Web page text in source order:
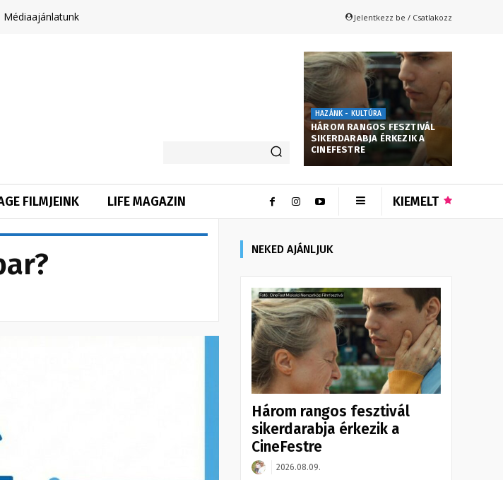
Médiaajánlatunk Jelentkezz be / Csatlakozz
HAZÁNK - KULTÚRA
HÁROM RANGOS FESZTIVÁL
SIKERDARABJA ÉRKEZIK A
CINEFESTRE
FILMJEINK LIFE MAGAZIN KIEMELT
NEKED AJÁNLJUK
Három rangos fesztivál
sikerdarabja érkezik a
CineFestre
2026.08.09.